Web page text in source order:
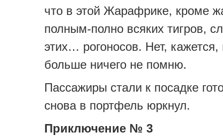
что в этой Жарафрике, кроме
полным-полно всяких тигров,
этих… рогоносов. Нет, кажется,
больше ничего не помню.
Пассажиры стали к посадке
снова в портфель юркнул.
Приключение № 3